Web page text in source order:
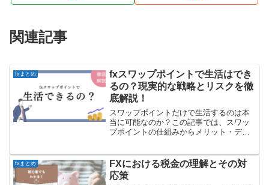
関連記事
fxまとめ
fxスワップポイントで生活はでき
るの？現実的な戦略とリスクを徹
底解説！
スワップポイントだけで生活するのは本
当に可能なのか？この記事では、スワッ
プポイントの仕組みからメリット・デメ
成功例や落とし穴も紹介しながら、あな
たの疑問に答えます！
fxまとめ
FXにおける税金の理解とその対
応策